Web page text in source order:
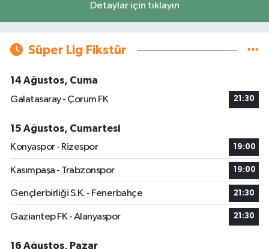
Detaylar için tıklayın
Süper Lig Fikstür
14 Ağustos, Cuma
Galatasaray - Çorum FK
21:30
15 Ağustos, Cumartesi
Konyaspor - Rizespor
19:00
Kasımpaşa - Trabzonspor 19:00
Gençlerbirliği S.K. - Fenerbahçe 21:30
Gaziantep FK - Alanyaspor 21:30
16 Ağustos, Pazar